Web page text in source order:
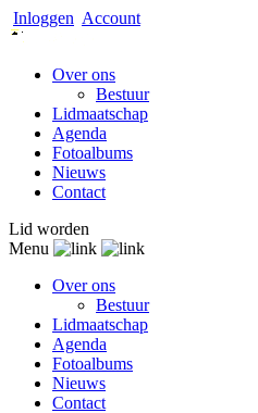
Inloggen Account
Over ons
Bestuur
Lidmaatschap
Agenda
Fotoalbums
Nieuws
Contact
Lid worden
Menu
Over ons
Bestuur
Lidmaatschap
Agenda
Fotoalbums
Nieuws
Contact